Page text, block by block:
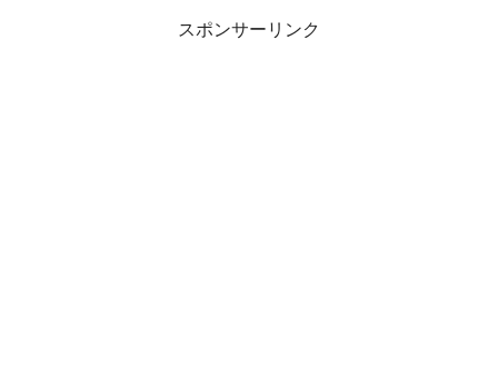
スポンサーリンク